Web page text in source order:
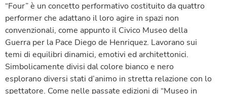
“Four” è un concetto performativo costituito da quattro
performer che adattano il loro agire in spazi non
convenzionali, come appunto il Civico Museo della
Guerra per la Pace Diego de Henriquez. Lavorano sui
temi di equilibri dinamici, emotivi ed architettonici.
Simbolicamente divisi dal colore bianco e nero
esplorano diversi stati d’animo in stretta relazione con lo
spettatore. Come nelle passate edizioni di “Museo in